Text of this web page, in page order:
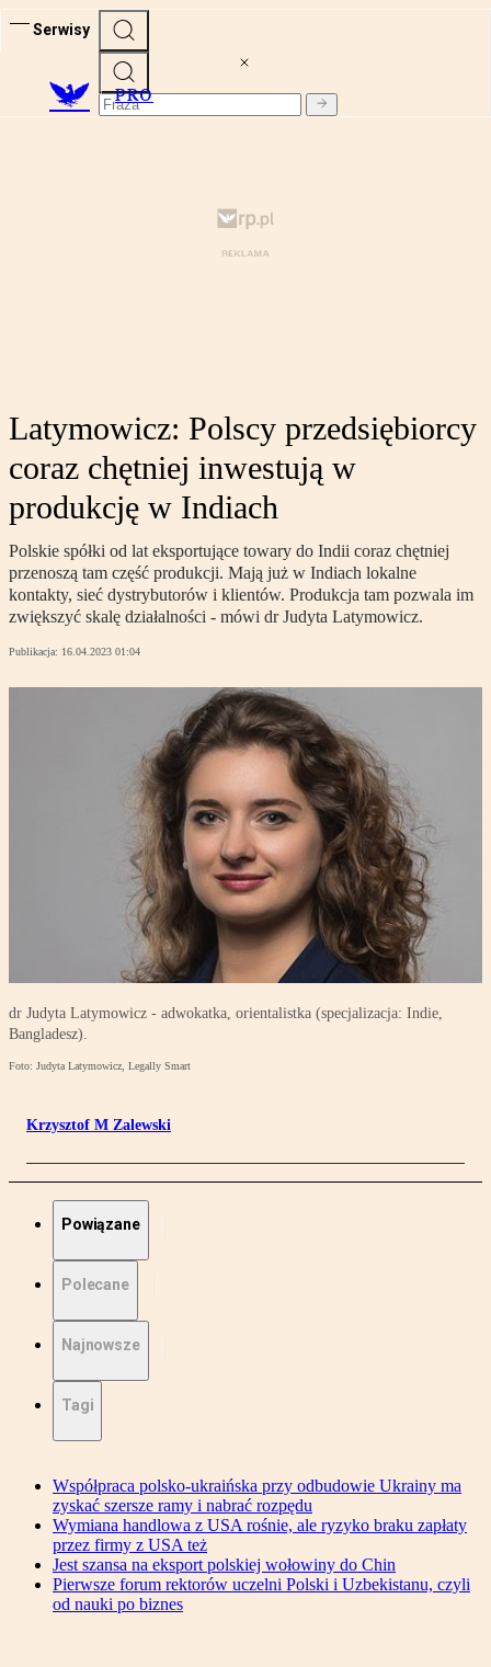
Serwisy
PRO
Latymowicz: Polscy przedsiębiorcy
coraz chętniej inwestują w
produkcję w Indiach
Polskie spółki od lat eksportujące towary do Indii coraz chętniej
przenoszą tam część produkcji. Mają już w Indiach lokalne
kontakty, sieć dystrybutorów i klientów. Produkcja tam pozwala im
zwiększyć skalę działalności - mówi dr Judyta Latymowicz.
Publikacja: 16.04.2023 01:04
dr Judyta Latymowicz - adwokatka, orientalistka (specjalizacja: Indie,
Bangladesz).
Foto: Judyta Latymowicz, Legally Smart
Krzysztof M Zalewski
Powiązane
Polecane
Najnowsze
Tagi
Współpraca polsko-ukraińska przy odbudowie Ukrainy ma
zyskać szersze ramy i nabrać rozpędu
Wymiana handlowa z USA rośnie, ale ryzyko braku zapłaty
przez firmy z USA też
Jest szansa na eksport polskiej wołowiny do Chin
Pierwsze forum rektorów uczelni Polski i Uzbekistanu, czyli
od nauki po biznes